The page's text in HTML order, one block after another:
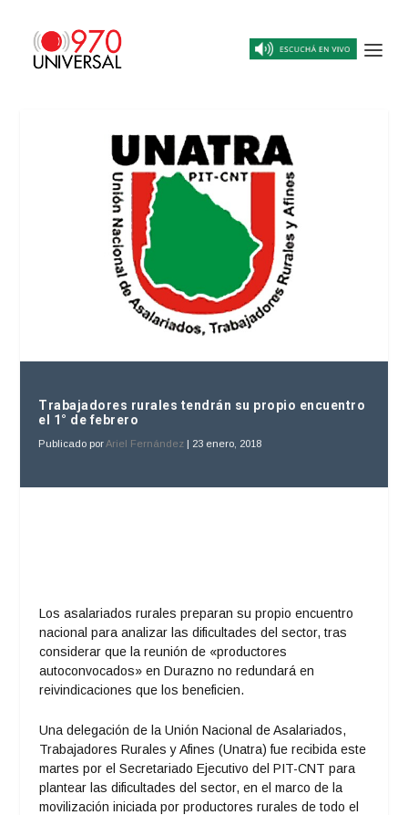
Trabajadores rurales tendrán su propio encuentro
el 1° de febrero
Publicado porAriel Fernández 23 enero, 2018
Los asalariados rurales preparan su propio encuentro
nacional para analizar las dificultades del sector, tras
considerar que la reunión de «productores
autoconvocados» en Durazno no redundará en
reivindicaciones que los beneficien.
Una delegación de la Unión Nacional de Asalariados,
Trabajadores Rurales y Afines (Unatra) fue recibida este
martes por el Secretariado Ejecutivo del PIT-CNT para
plantear las dificultades del sector, en el marco de la
movilización iniciada por productores rurales de todo el